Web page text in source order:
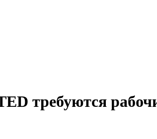
требуются